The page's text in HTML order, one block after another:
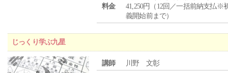
料金
41,250円（12回／一括前納支払※
義開始前まで）
じっくり学ぶ九星
講師 川野 文彰